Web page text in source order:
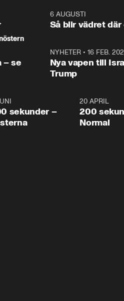
6 AUGUSTI
Så blir vädret där
– se
NYHETER• 16 FEB.
Nya vapen till
Trump
4:23
sekunder –
20 APRIL
200
Normal